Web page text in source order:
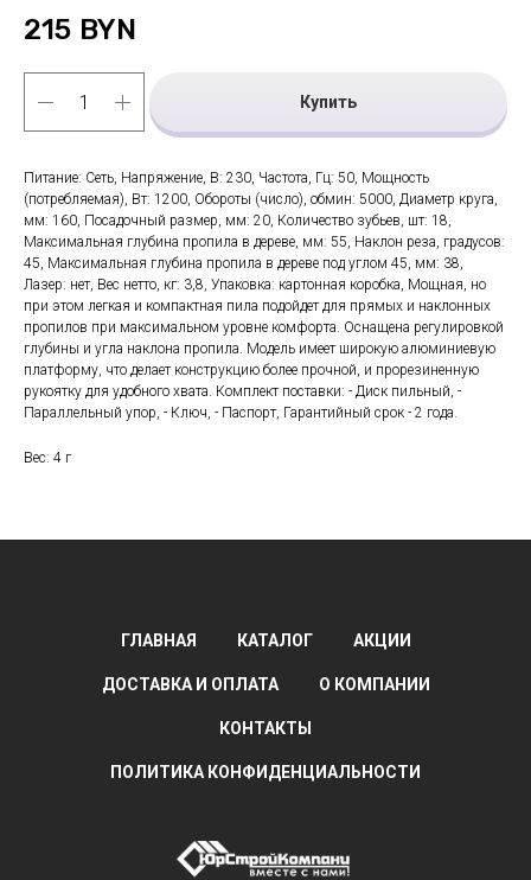
215 BYN
Купить
Питание: Сеть, Напряжение, В: 230, Частота, Гц: 50, Мощность
(потребляемая), Вт: 1200, Обороты (число), обмин: 5000, Диаметр круга,
мм: 160, Посадочный размер, мм: 20, Количество зубьев, шт: 18,
Максимальная глубина пропила в дереве, мм: 55, Наклон реза, градусов:
45, Максимальная глубина пропила в дереве под углом 45, мм: 38,
Лазер: нет, Вес нетто, кг: 3,8, Упаковка: картонная коробка, Мощная, но
при этом легкая и компактная пила подойдет для прямых и наклонных
пропилов при максимальном уровне комфорта. Оснащена регулировкой
глубины и угла наклона пропила. Модель имеет широкую алюминиевую
платформу, что делает конструкцию более прочной, и прорезиненную
рукоятку для удобного хвата. Комплект поставки: - Диск пильный, -
Параллельный упор, - Ключ, - Паспорт, Гарантийный срок - 2 года.
Вес: 4 г
ГЛАВНАЯ КАТАЛОГ АКЦИИ
ДОСТАВКА И ОПЛАТА О КОМПАНИИ
КОНТАКТЫ
ПОЛИТИКА КОНФИДЕНЦИАЛЬНОСТИ